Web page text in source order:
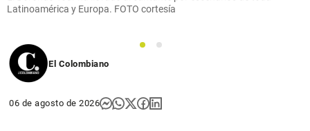
Latinoamérica y Europa. FOTO cortesía
1
2
El Colombiano
06 de agosto de 2026